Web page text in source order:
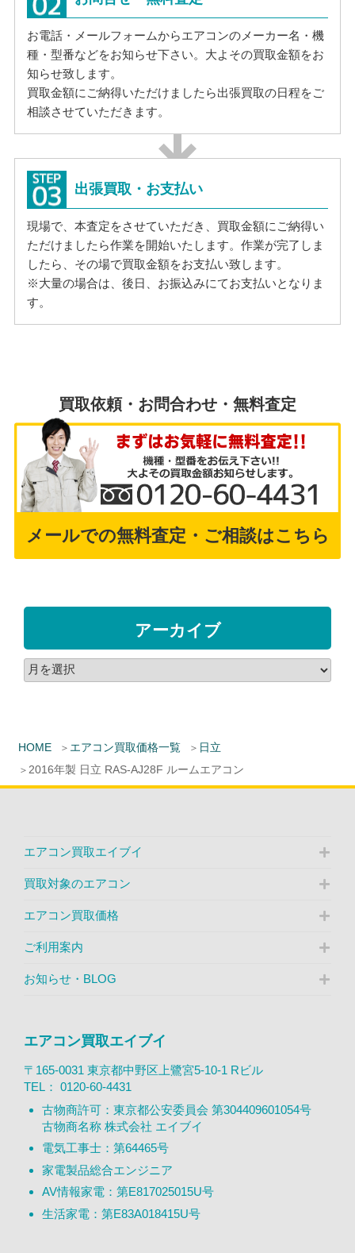
HOME エアコン買取価格一覧
日立
2016年製 日立 RAS-AJ28F ルームエアコン
お電話・メールフォームからエアコンのメーカー名・機
種・型番などをお知らせ下さい。大よその買取金額をお
知らせ致します。
買取金額にご納得いただけましたら出張買取の日程をご
相談させていただきます。
出張買取・お支払い
現場で、本査定をさせていただき、買取金額にご納得い
ただけましたら作業を開始いたします。作業が完了しま
したら、その場で買取金額をお支払い致します。
※大量の場合は、後日、お振込みにてお支払いとなりま
す。
買取依頼・お問合わせ・無料査定
メールでの無料査定・ご相談はこちら
アーカイブ
エアコン買取エイブイ
買取対象のエアコン
エアコン買取価格
ご利用案内
お知らせ・BLOG
エアコン買取エイブイ
〒165-0031 東京都中野区上鷺宮5-10-1 Rビル
TEL： 0120-60-4431
古物商許可：東京都公安委員会 第304409601054号
古物商名称 株式会社 エイブイ
電気工事士：第64465号
家電製品総合エンジニア
AV情報家電：第E817025015U号
生活家電：第E83A018415U号